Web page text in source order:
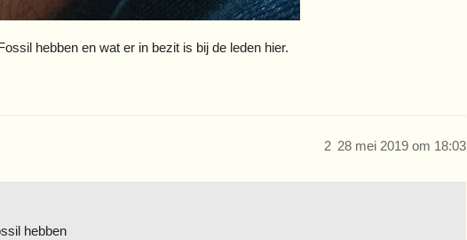
hebben en wat er in bezit is bij de leden hier.
28 mei 2019 om 18:03
2
hebben